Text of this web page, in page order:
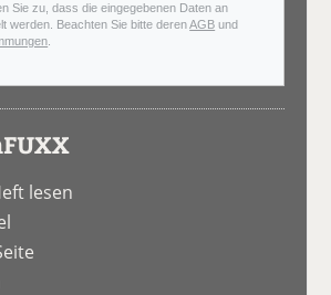
Sie zu, dass die eingegebenen Daten an
werden. Beachten Sie bitte derenAGB und
lesen